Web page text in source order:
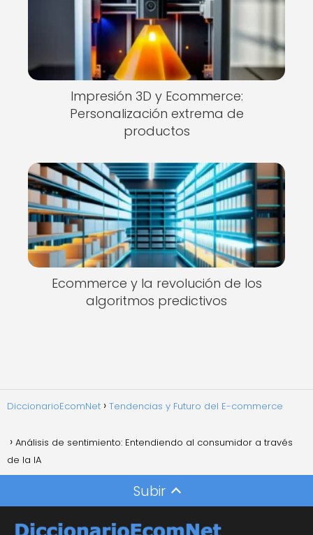
Impresión 3D y Ecommerce:
Personalización extrema de
productos
Ecommerce y la revolución de los
algoritmos predictivos
DiccionarioEcomNet Tendencias y Futuro del E-commerce
Análisis de sentimiento: Entendiendo al consumidor a través
de la IA
Subir